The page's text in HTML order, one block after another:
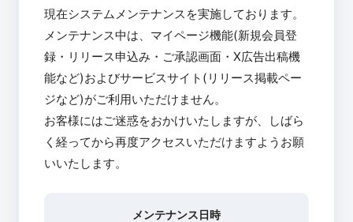
現在システムメンテナンスを実施しております。
メンテナンス中は、マイページ機能(新規会員登
録・リリース申込み・ご承認画面・X広告出稿機
能など)およびサービスサイト(リリース掲載ペー
ジなど)がご利用いただけません。
お客様にはご迷惑をおかけいたしますが、しばら
く経ってから再度アクセスいただけますようお願
いいたします。
メンテナンス日時